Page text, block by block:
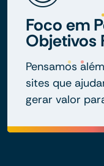
Foco em
Objetivos
Pensamos
sites que
gerar valor